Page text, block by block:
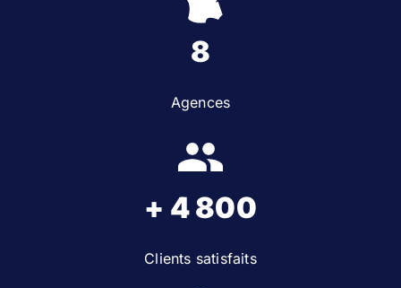
8
Agences
+ 4 800
Clients satisfaits